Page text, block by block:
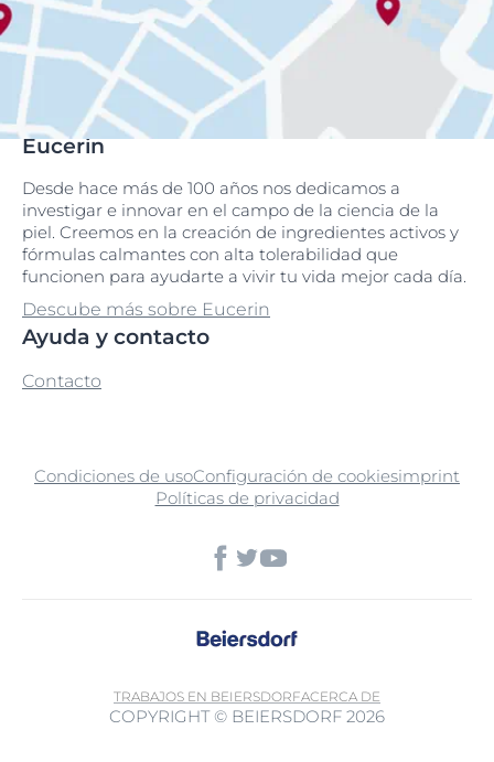
Eucerin
Desde hace más de 100 años nos dedicamos a
investigar e innovar en el campo de la ciencia de la
piel. Creemos en la creación de ingredientes activos y
fórmulas calmantes con alta tolerabilidad que
funcionen para ayudarte a vivir tu vida mejor cada día.
Descube más sobre Eucerin
Ayuda y contacto
Contacto
Condiciones de usoConfiguración de cookiesimprint
Políticas de privacidad
TRABAJOS EN BEIERSDORFACERCA DE
COPYRIGHT © BEIERSDORF 2026